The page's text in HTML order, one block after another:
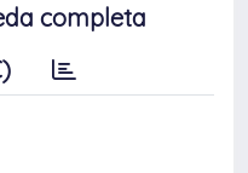
completa